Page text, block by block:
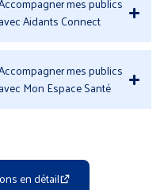
avec Aidants Connect
mes publics
avec Mon Espace Santé
en détail